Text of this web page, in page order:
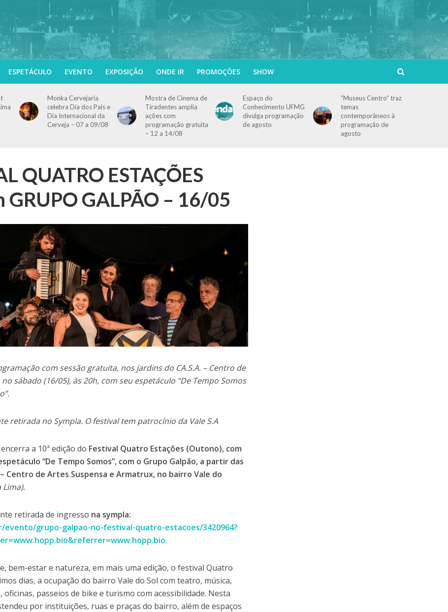
ESPETÁCULO EVENTO EXPOSIÇÃO ONDE IR PROMOÇÕES SHOW
Monka Cervejaria
celebra Dia dos Pais e
Dia Internacional da
Cerveja – 07 a 09/08
Mostra de Cinema de
Tiradentes amplia
ações com
programação gratuita
– 12 a 14/08
Espaço do
Conhecimento UFMG
divulga programação
de agosto
“Museus Centro” traz
temas
contemporâneos à
programação de
agosto
QUATRO ESTAÇÕES
GRUPO GALPÃO – 16/05
com sessão gratuita, nos jardins do CA.S.A. – Centro de
sábado (16/05), às 20h, com seu espetáculo “De Tempo Somos
retirada no Sympla. O festival tem patrocínio da Vale S.A
encerra a 10ª edição do Festival Quatro Estações (Outono), com
“De Tempo Somos”, com o Grupo Galpão, a partir das
– Centro de Artes Suspensa e Armatrux, no bairro Vale do
Lima).
retirada de ingresso na sympla:
evento/grupo-galpao-no-festival-quatro-estacoes/3420964?
bem-estar e natureza, em mais uma edição, o festival Quatro
dias, a ocupação do bairro Vale do Sol com teatro, música,
passeios de bike e turismo com acessibilidade. Nesta
por instituições, ruas e praças do bairro, além de espaços